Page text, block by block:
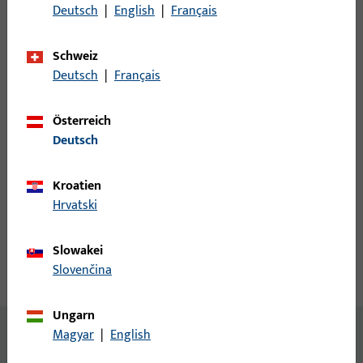
Bitte melden Sie sich mit Ihren Kundendaten an um eine
Technische Daten
Inhalt
Deutsch | English | Français
Schweiz
Deutsch | Français
Österreich
Deutsch
Kroatien
Hrvatski
Slowakei
Slovenčina
Ungarn
Magyar | English